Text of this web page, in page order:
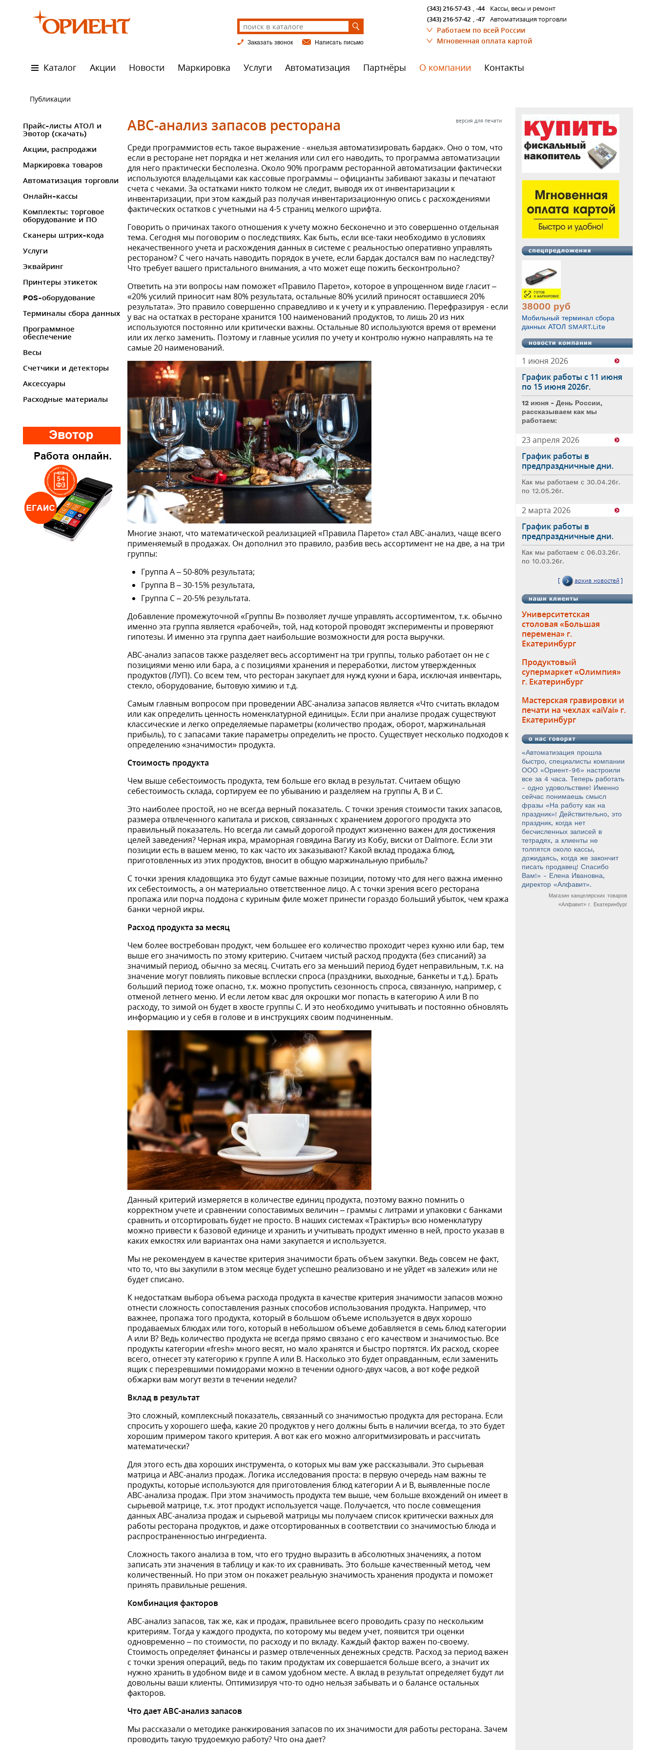
Заказать звонок Написать письмо
(343) 216-57-43 ,-44
Кассы, весы и ремонт
(343) 216-57-42 ,-47 Автоматизация торговли
Работаем по всей России
Мгновенная оплата картой
Каталог Акции Новости Маркировка Услуги Автоматизация Партнёры О компании Контакты
Публикации
Прайс-листы АТОЛ и
Эвотор (скачать)
Акции, распродажи
Маркировка товаров
Автоматизация торговли
Онлайн-кассы
Комплекты: торговое
оборудование и ПО
Сканеры штрих-кода
Услуги
Эквайринг
Принтеры этикеток
POS-оборудование
Терминалы сбора данных
Программное
обеспечение
Весы
Счетчики и детекторы
Аксессуары
Расходные материалы
версия для печати
ABC-анализ запасов ресторана
Среди программистов есть такое выражение - «нельзя автоматизировать бардак». Оно о том, что
если в ресторане нет порядка и нет желания или сил его наводить, то программа автоматизации
для него практически бесполезна. Около 90% программ ресторанной автоматизации фактически
используются владельцами как кассовые программы – официанты забивают заказы и печатают
счета с чеками. За остатками никто толком не следит, выводя их от инвентаризации к
инвентаризации, при этом каждый раз получая инвентаризационную опись с расхождениями
фактических остатков с учетными на 4-5 страниц мелкого шрифта.
Говорить о причинах такого отношения к учету можно бесконечно и это совершенно отдельная
тема. Сегодня мы поговорим о последствиях. Как быть, если все-таки необходимо в условиях
некачественного учета и расхождения данных в системе с реальностью оперативно управлять
рестораном? С чего начать наводить порядок в учете, если бардак достался вам по наследству?
Что требует вашего пристального внимания, а что может еще пожить бесконтрольно?
Ответить на эти вопросы нам поможет «Правило Парето», которое в упрощенном виде гласит –
«20% усилий приносит нам 80% результата, остальные 80% усилий приносят оставшиеся 20%
результата». Это правило совершенно справедливо и к учету и к управлению. Перефразируя - если
у вас на остатках в ресторане хранится 100 наименований продуктов, то лишь 20 из них
используются постоянно или критически важны. Остальные 80 используются время от времени
или их легко заменить. Поэтому и главные усилия по учету и контролю нужно направлять на те
самые 20 наименований.
Многие знают, что математической реализацией «Правила Парето» стал ABC-анализ, чаще всего
применяемый в продажах. Он дополнил это правило, разбив весь ассортимент не на две, а на три
группы:
Группа А – 50-80% результата;
Группа B – 30-15% результата,
Группа С – 20-5% результата.
Добавление промежуточной «Группы B» позволяет лучше управлять ассортиментом, т.к. обычно
именно эта группа является «рабочей», той, над которой проводят эксперименты и проверяют
гипотезы. И именно эта группа дает наибольшие возможности для роста выручки.
ABC-анализ запасов также разделяет весь ассортимент на три группы, только работает он не с
позициями меню или бара, а с позициями хранения и переработки, листом утвержденных
продуктов (ЛУП). Со всем тем, что ресторан закупает для нужд кухни и бара, исключая инвентарь,
стекло, оборудование, бытовую химию и т.д.
Самым главным вопросом при проведении ABC-анализа запасов является «Что считать вкладом
или как определить ценность номенклатурной единицы». Если при анализе продаж существуют
классические и легко определяемые параметры (количество продаж, оборот, маржинальная
прибыль), то с запасами такие параметры определить не просто. Существует несколько подходов к
определению «значимости» продукта.
Стоимость продукта
Чем выше себестоимость продукта, тем больше его вклад в результат. Считаем общую
себестоимость склада, сортируем ее по убыванию и разделяем на группы A, B и С.
Это наиболее простой, но не всегда верный показатель. С точки зрения стоимости таких запасов,
размера отвлеченного капитала и рисков, связанных с хранением дорогого продукта это
правильный показатель. Но всегда ли самый дорогой продукт жизненно важен для достижения
целей заведения? Черная икра, мраморная говядина Вагиу из Кобу, виски от Dalmore. Если эти
позиции есть в вашем меню, то как часто их заказывают? Какой вклад продажа блюд,
приготовленных из этих продуктов, вносит в общую маржинальную прибыль?
С точки зрения кладовщика это будут самые важные позиции, потому что для него важна именно
их себестоимость, а он материально ответственное лицо. А с точки зрения всего ресторана
пропажа или порча поддона с куриным филе может принести гораздо больший убыток, чем кража
банки черной икры.
Расход продукта за месяц
Чем более востребован продукт, чем большее его количество проходит через кухню или бар, тем
выше его значимость по этому критерию. Считаем чистый расход продукта (без списаний) за
значимый период, обычно за месяц. Считать его за меньший период будет неправильным, т.к. на
значение могут повлиять пиковые всплески спроса (праздники, выходные, банкеты и т.д.). Брать
больший период тоже опасно, т.к. можно пропустить сезонность спроса, связанную, например, с
отменой летнего меню. И если летом квас для окрошки мог попасть в категорию А или B по
расходу, то зимой он будет в хвосте группы С. И это необходимо учитывать и постоянно обновлять
информацию и у себя в голове и в инструкциях своим подчиненным.
Данный критерий измеряется в количестве единиц продукта, поэтому важно помнить о
корректном учете и сравнении сопоставимых величин – граммы с литрами и упаковки с банками
сравнить и отсортировать будет не просто. В наших системах «Трактиръ» всю номенклатуру
можно привести к базовой единице и хранить и учитывать продукт именно в ней, просто указав в
каких емкостях или вариантах она нами закупается и используется.
Мы не рекомендуем в качестве критерия значимости брать объем закупки. Ведь совсем не факт,
что то, что вы закупили в этом месяце будет успешно реализовано и не уйдет «в залежи» или не
будет списано.
К недостаткам выбора объема расхода продукта в качестве критерия значимости запасов можно
отнести сложность сопоставления разных способов использования продукта. Например, что
важнее, пропажа того продукта, который в большом объеме используется в двух хорошо
продаваемых блюдах или того, который в небольшом объеме добавляется в семь блюд категории
А или B? Ведь количество продукта не всегда прямо связано с его качеством и значимостью. Все
продукты категории «fresh» много весят, но мало хранятся и быстро портятся. Их расход, скорее
всего, отнесет эту категорию к группе А или B. Насколько это будет оправданным, если заменить
ящик с перезревшими помидорами можно в течении одного-двух часов, а вот кофе редкой
обжарки вам могут везти в течении недели?
Вклад в результат
Это сложный, комплексный показатель, связанный со значимостью продукта для ресторана. Если
спросить у хорошего шефа, какие 20 продуктов у него должны быть в наличии всегда, то это будет
хорошим примером такого критерия. А вот как его можно алгоритмизировать и рассчитать
математически?
Для этого есть два хороших инструмента, о которых мы вам уже рассказывали. Это сырьевая
матрица и ABC-анализ продаж. Логика исследования проста: в первую очередь нам важны те
продукты, которые используются для приготовления блюд категории A и B, выявленные после
ABC-анализа продаж. При этом значимость продукта тем выше, чем больше вхождений он имеет в
сырьевой матрице, т.к. этот продукт используется чаще. Получается, что после совмещения
данных ABC-анализа продаж и сырьевой матрицы мы получаем список критически важных для
работы ресторана продуктов, и даже отсортированных в соответствии со значимостью блюда и
распространенностью ингредиента.
Сложность такого анализа в том, что его трудно выразить в абсолютных значениях, а потом
записать эти значения в таблицу и как-то их сравнивать. Это больше качественный метод, чем
количественный. Но при этом он покажет реальную значимость хранения продукта и поможет
принять правильные решения.
Комбинация факторов
АВС-анализ запасов, так же, как и продаж, правильнее всего проводить сразу по нескольким
критериям. Тогда у каждого продукта, по которому мы ведем учет, появится три оценки
одновременно – по стоимости, по расходу и по вкладу. Каждый фактор важен по-своему.
Стоимость определяет финансы и размер отвлеченных денежных средств. Расход за период важен
с точки зрения операций, ведь по таким продуктам их совершается больше всего, а значит их
нужно хранить в удобном виде и в самом удобном месте. А вклад в результат определяет будут ли
довольны ваши клиенты. Оптимизируя что-то одно нельзя забывать и о балансе остальных
факторов.
Что дает ABC-анализ запасов
Мы рассказали о методике ранжирования запасов по их значимости для работы ресторана. Зачем
проводить такую трудоемкую работу? Что она дает?
38000 руб
Мобильный терминал сбора
данных АТОЛ SMART.Lite
1 июня 2026
График работы с 11 июня
по 15 июня 2026г.
12 июня - День России,
рассказываем как мы
работаем:
23 апреля 2026
График работы в
предпраздничные дни.
Как мы работаем с 30.04.26г.
по 12.05.26г.
2 марта 2026
График работы в
предпраздничные дни.
Как мы работаем с 06.03.26г.
по 10.03.26г.
Университетская
столовая «Большая
перемена» г.
Екатеринбург
Продуктовый
супермаркет «Олимпия»
г. Екатеринбург
Мастерская гравировки и
печати на чехлах «aiVai» г.
Екатеринбург
«Автоматизация прошла
быстро, специалисты компании
ООО «Ориент-96» настроили
все за 4 часа. Теперь работать
- одно удовольствие! Именно
сейчас понимаешь смысл
фразы «На работу как на
праздник»! Действительно, это
праздник, когда нет
бесчисленных записей в
тетрадях, а клиенты не
толпятся около кассы,
дожидаясь, когда же закончит
писать продавец! Спасибо
Вам!» - Елена Ивановна,
директор «Алфавит».
Магазин канцелярских товаров
«Алфавит» г. Екатеринбург